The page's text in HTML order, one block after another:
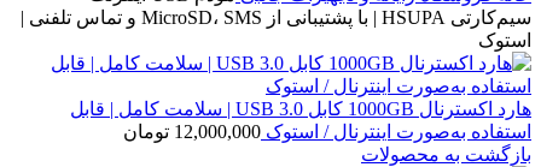
سیم‌کارتی HSUPA | با پشتیبانی از MicroSD، SMS و تماس تلفنی |
استوک
هارد اکسترنال 1000GB کابل USB 3.0 | سلامت کامل | قابل
استفاده به‌صورت اینترنال / استوک 12,000,000 تومان
بازگشت به محصولات